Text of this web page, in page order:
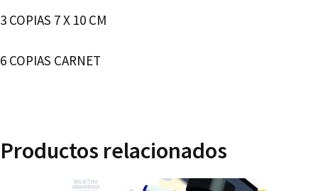
3 COPIAS 7 X 10 CM
6 COPIAS CARNET
Productos relacionados